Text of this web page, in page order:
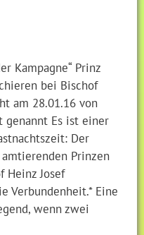
Kampagne“ Prinz
bei Bischof
am 28.01.16 von
genannt Es ist einer
Der
Prinzen
Heinz Josef
Verbundenheit.* Eine
wenn zwei